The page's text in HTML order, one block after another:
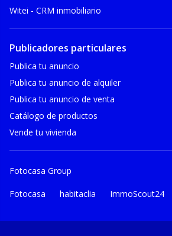
Witei - CRM inmobiliario
Publicadores particulares
Publica tu anuncio
Publica tu anuncio de alquiler
Publica tu anuncio de venta
Catálogo de productos
Vende tu vivienda
Fotocasa Group
Fotocasa habitaclia ImmoScout24